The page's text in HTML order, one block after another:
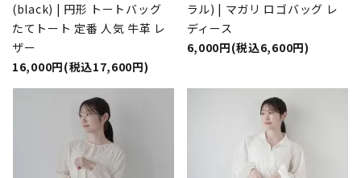
(black) | 円形 トートバッグ
たてトート 定番 人気 牛革 レ
ザー
16,000円(税込17,600円)
ラル) | マガリ ロゴバッグ レ
ディース
6,000円(税込6,600円)